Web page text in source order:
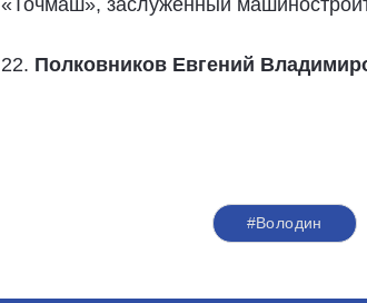
«Точмаш», заслуженный
22. Полковников Евгений
#Володин